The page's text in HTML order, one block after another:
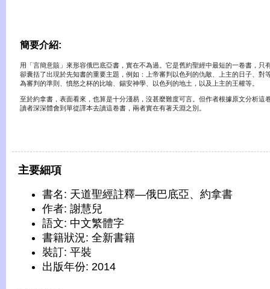
簡要介紹:
用「言簡意賅」來形容俄巴底亞書，實在不為過。它是舊約聖經中最短的一卷書，只
卻囊括了出現於先知書的重要主題，例如：上帝審判以色列的仇敵、上主的日子、對
為審判的準則、憤怒之杯的比喻、錫安神學、以色列的地土，以及上主的王權等。
至於約拿書，表面看來，也算是十分淺易，沒甚麼難度可言。但作者根據原文分析這
讀者深深體會到單從譯本去讀這卷書，兩者實在有著天淵之別。
主要細項
書名: 天道聖經註釋—俄巴底亞、約拿書
作者: 謝慧兒
語文: 中文繁體字
書籍狀況: 全新書籍
裝訂: 平裝
出版年份: 2014